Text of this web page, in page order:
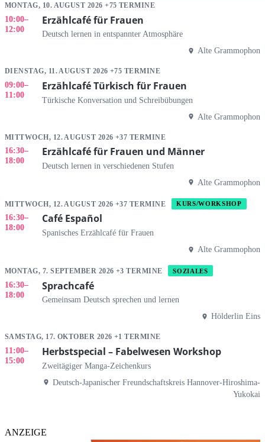
MONTAG, 10. AUGUST 2026 +75 TERMINE
10:00–
12:00
Erzählcafé für Frauen
Deutsch lernen in entspannter Atmosphäre
Alte Grammophon
DIENSTAG, 11. AUGUST 2026 +75 TERMINE
09:00–
11:00
Erzählcafé Türkisch für Frauen
Türkische Konversation und Schreibübungen
Alte Grammophon
MITTWOCH, 12. AUGUST 2026 +37 TERMINE
16:30–
18:00
Erzählcafé für Frauen und Männer
Deutsch lernen in verschiedenen Stufen
Alte Grammophon
MITTWOCH, 12. AUGUST 2026 +37 TERMINE KURS/WORKSHOP
16:30–
18:00
Café Español
Spanisches Erzählcafé für Frauen
Alte Grammophon
MONTAG, 7. SEPTEMBER 2026 +3 TERMINE SOZIALES
16:30–
18:00
Sprachcafé
Gemeinsam Deutsch sprechen und lernen
Hölderlin Eins
SAMSTAG, 17. OKTOBER 2026 +1 TERMINE
11:00–
15:00
Herbstspecial – Fabelwesen Workshop
Zweitägiger Manga-Zeichenkurs
Deutsch-Japanischer Freundschaftskreis Hannover-Hiroshima-
Yukokai
ANZEIGE